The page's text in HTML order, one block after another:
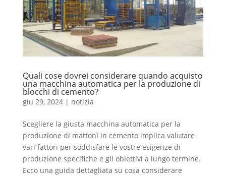
Quali cose dovrei considerare quando acquisto
una macchina automatica per la produzione di
blocchi di cemento?
giu 29, 2024| notizia
Scegliere la giusta macchina automatica per la
produzione di mattoni in cemento implica valutare
vari fattori per soddisfare le vostre esigenze di
produzione specifiche e gli obiettivi a lungo termine.
Ecco una guida dettagliata su cosa considerare